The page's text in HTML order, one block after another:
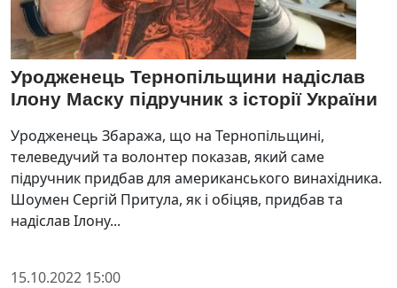
Уродженець Тернопільщини надіслав
Ілону Маску підручник з історії України
Уродженець Збаража, що на Тернопільщині,
телеведучий та волонтер показав, який саме
підручник придбав для американського винахідника.
Шоумен Сергій Притула, як і обіцяв, придбав та
надіслав Ілону...
15.10.2022 15:00